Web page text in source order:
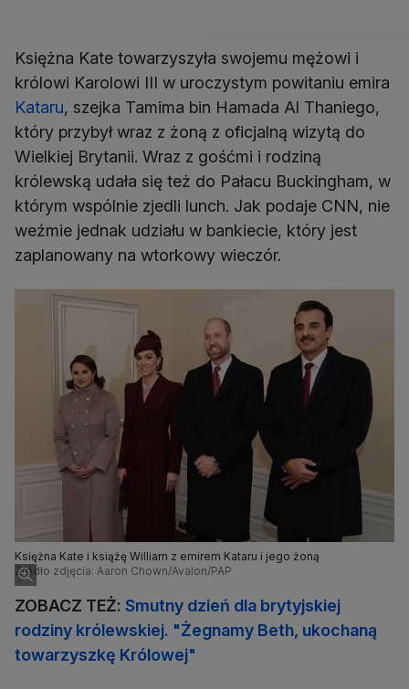
Księżna Kate towarzyszyła swojemu mężowi i
królowi Karolowi III w uroczystym powitaniu emira
Kataru, szejka Tamima bin Hamada Al Thaniego,
który przybył wraz z żoną z oficjalną wizytą do
Wielkiej Brytanii. Wraz z gośćmi i rodziną
królewską udała się też do Pałacu Buckingham, w
którym wspólnie zjedli lunch. Jak podaje CNN, nie
weźmie jednak udziału w bankiecie, który jest
zaplanowany na wtorkowy wieczór.
Księżna Kate i książę William z emirem Kataru i jego żoną
Źródło zdjęcia: Aaron Chown/Avalon/PAP
ZOBACZ TEŻ: Smutny dzień dla brytyjskiej
rodziny królewskiej. "Żegnamy Beth, ukochaną
towarzyszkę Królowej"